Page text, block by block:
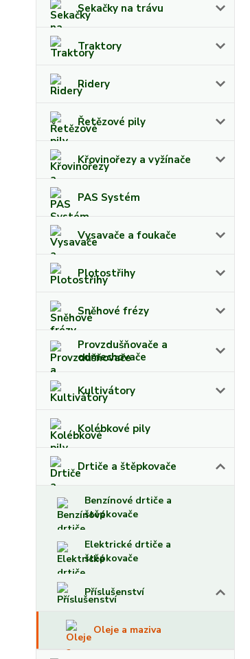
Sekačky na trávu
Traktory
Ridery
Řetězové pily
Křovinořezy a vyžínače
PAS Systém
Vysavače a foukače
Plotostřihy
Sněhové frézy
Provzdušňovače a
odmechovače
Kultivátory
Kolébkové pily
Drtiče a štěpkovače
Benzínové drtiče a
štěpkovače
Elektrické drtiče a
štěpkovače
Příslušenství
Oleje a maziva